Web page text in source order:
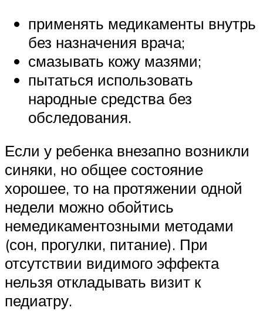
применять медикаменты внутрь
без назначения врача;
смазывать кожу мазями;
пытаться использовать
народные средства без
обследования.
Если у ребенка внезапно возникли
синяки, но общее состояние
хорошее, то на протяжении одной
недели можно обойтись
немедикаментозными методами
(сон, прогулки, питание). При
отсутствии видимого эффекта
нельзя откладывать визит к
педиатру.